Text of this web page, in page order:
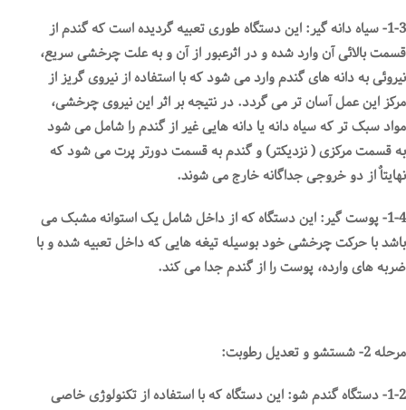
1-3- سیاه دانه گیر: این دستگاه طوری تعبیه گردیده است که گندم از
قسمت بالائی آن وارد شده و در اثرعبور از آن و به علت چرخشی سریع،
نیروئی به دانه های گندم وارد می شود که با استفاده از نیروی گریز از
مرکز این عمل آسان تر می گردد. در نتیجه بر اثر این نیروی چرخشی،
مواد سبک تر که سیاه دانه یا دانه هایی غیر از گندم را شامل می شود
به قسمت مرکزی ( نزدیکتر) و گندم به قسمت دورتر پرت می شود که
نهایتاٌ از دو خروجی جداگانه خارج می شوند.
1-4- پوست گیر: این دستگاه که از داخل شامل یک استوانه مشبک می
باشد با حرکت چرخشی خود بوسیله تیغه هایی که داخل تعبیه شده و با
ضربه های وارده، پوست را از گندم جدا می کند.
مرحله 2- شستشو و تعدیل رطوبت:
1-2- دستگاه گندم شو: این دستگاه که با استفاده از تکنولوژی خاصی